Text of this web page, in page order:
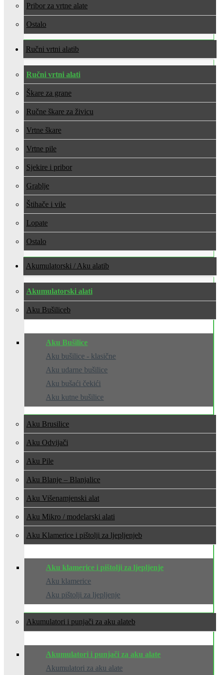
Pribor za vrtne alate
Ostalo
Ručni vrtni alati
Ručni vrtni alati
Škare za grane
Ručne škare za živicu
Vrtne škare
Vrtne pile
Sjekire i pribor
Grablje
Štihače i vile
Lopate
Ostalo
Akumulatorski / Aku alati
Akumulatorski alati
Aku Bušilice
Aku Bušilice
Aku bušilice - klasične
Aku udarne bušilice
Aku bušaći čekići
Aku kutne bušilice
Aku Brusilice
Aku Odvijači
Aku Pile
Aku Blanje – Blanjalice
Aku Višenamjenski alat
Aku Mikro / modelarski alati
Aku Klamerice i pištolji za ljepljenje
Aku klamerice i pištolji za ljepljenje
Aku klamerice
Aku pištolji za ljepljenje
Akumulatori i punjači za aku alate
Akumulatori i punjači za aku alate
Akumulatori za aku alate